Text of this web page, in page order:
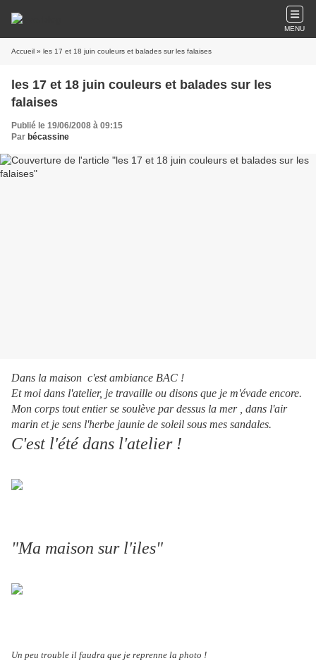
MENU
Accueil » les 17 et 18 juin couleurs et balades sur les falaises
les 17 et 18 juin couleurs et balades sur les
falaises
Publié le 19/06/2008 à 09:15
Par bécassine
Dans la maison c'est ambiance BAC !
Et moi dans l'atelier, je travaille ou disons que je m'évade encore.
Mon corps tout entier se soulève par dessus la mer , dans l'air
marin et je sens l'herbe jaunie de soleil sous mes sandales.
C'est l'été dans l'atelier !
"Ma maison sur l'iles"
Un peu trouble il faudra que je reprenne la photo !